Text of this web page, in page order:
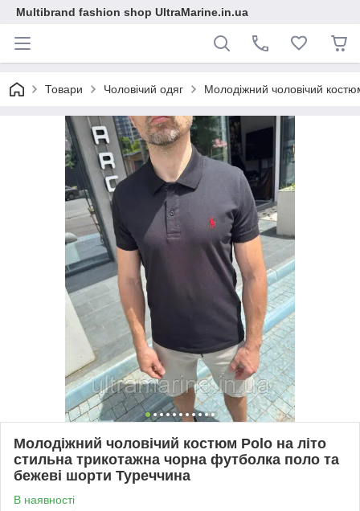
Multibrand fashion shop UltraMarine.in.ua
Товари Чоловічий одяг Молодіжний чоловічий
Молодіжний чоловічий костюм Polo на літо
стильна трикотажна чорна футболка поло та
бежеві шорти Туреччина
В наявності